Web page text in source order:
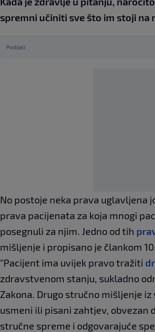
spremni učiniti sve što im stoji na
Podijeli
No postoje neka prava uglavljena
prava pacijenata za koja mnogi
posegnuli za njim. Jedno od tih
mišljenje i propisano je člankom
"Pacijent ima uvijek pravo tražiti
zdravstvenom stanju, sukladno
Zakona. Drugo stručno mišljenje
usmeni ili pisani zahtjev, obvezan
stručne spreme i odgovarajuće